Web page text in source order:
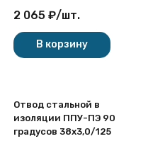
2 065 ₽/шт.
В корзину
Отвод стальной в
изоляции ППУ-ПЭ 90
градусов 38х3,0/125